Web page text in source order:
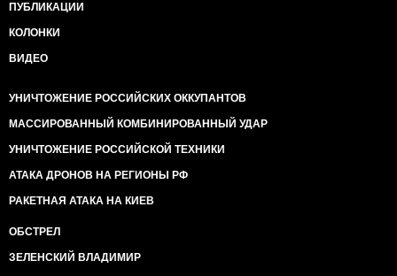
ПУБЛИКАЦИИ
КОЛОНКИ
ВИДЕО
УНИЧТОЖЕНИЕ РОССИЙСКИХ ОККУПАНТОВ
МАССИРОВАННЫЙ КОМБИНИРОВАННЫЙ УДАР
УНИЧТОЖЕНИЕ РОССИЙСКОЙ ТЕХНИКИ
АТАКА ДРОНОВ НА РЕГИОНЫ РФ
РАКЕТНАЯ АТАКА НА КИЕВ
ОБСТРЕЛ
ЗЕЛЕНСКИЙ ВЛАДИМИР